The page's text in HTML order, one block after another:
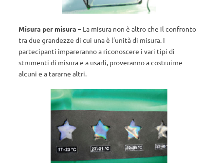
Misura per misura – La misura non è altro che il confronto
tra due grandezze di cui una è l’unità di misura. I
partecipanti impareranno a riconoscere i vari tipi di
strumenti di misura e a usarli, proveranno a costruirne
alcuni e a tararne altri.